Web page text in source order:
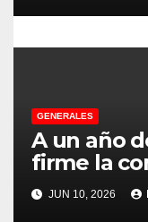
r
a
a
s
GENERALES
A un año
firme la
no pudo
a CFK
JUN 10, 2026